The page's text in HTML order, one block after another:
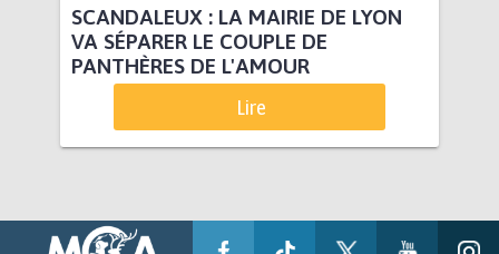
SCANDALEUX : LA MAIRIE DE LYON
VA SÉPARER LE COUPLE DE
PANTHÈRES DE L'AMOUR
Lire